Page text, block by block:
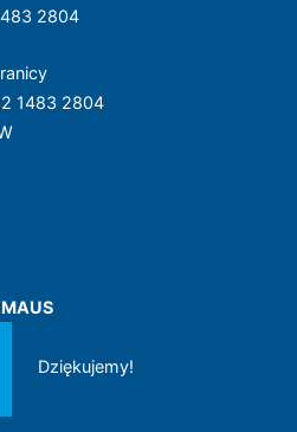
2804
1483 2804
Dziękujemy!